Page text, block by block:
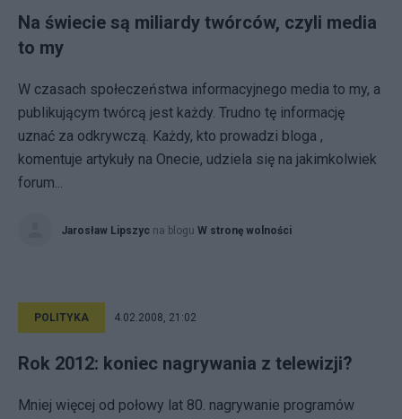
Na świecie są miliardy twórców, czyli media
to my
W czasach społeczeństwa informacyjnego media to my, a
publikującym twórcą jest każdy. Trudno tę informację
uznać za odkrywczą. Każdy, kto prowadzi bloga ,
komentuje artykuły na Onecie, udziela się na jakimkolwiek
forum...
Jarosław Lipszyc na blogu W stronę wolności
POLITYKA 4.02.2008, 21:02
Rok 2012: koniec nagrywania z telewizji?
Mniej więcej od połowy lat 80. nagrywanie programów